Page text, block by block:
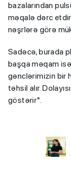
bazalarından
məqalə dərc
nəşrlərə görə
Sadəcə, burada
başqa məqam
gənclərimizin bir
təhsil alır.
göstərir".